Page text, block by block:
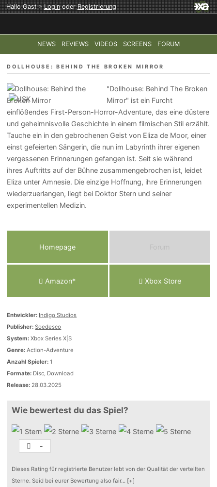
Hallo Gast »LoginoderRegistrierung
NEWS REVIEWS VIDEOS SCREENS FORUM
TOP-THEMEN: COD: MODERN WARFARE 4 HALO:
DOLLHOUSE: BEHIND THE BROKEN MIRROR
"Dollhouse: Behind The Broken
Mirror" ist ein Furcht
einflößendes First-Person-Horror-Adventure, das eine düstere
und geheimnisvolle Geschichte in einem filmischen Stil erzählt.
Tauche ein in den gebrochenen Geist von Eliza de Moor, einer
einst gefeierten Sängerin, die nun im Labyrinth ihrer eigenen
vergessenen Erinnerungen gefangen ist. Seit sie während
ihres Auftritts auf der Bühne zusammengebrochen ist, leidet
Eliza unter Amnesie. Die einzige Hoffnung, ihre Erinnerungen
wiederzuerlangen, liegt bei Doktor Stern und seiner
experimentellen Medizin.
Homepage Forum
Amazon* Xbox Store
Entwickler: Indigo Studios
Publisher: Soedesco
System: Xbox Series X|S
Genre: Action-Adventure
Anzahl Spieler: 1
Formate: Disc, Download
Release: 28.03.2025
Wie bewertest du das Spiel?
-
Dieses Rating für registrierte Benutzer lebt von der Qualität der verteilten
Sterne. Seid bei eurer Bewertung also fair... [+]